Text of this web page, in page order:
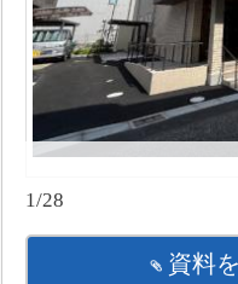
1/28
資料